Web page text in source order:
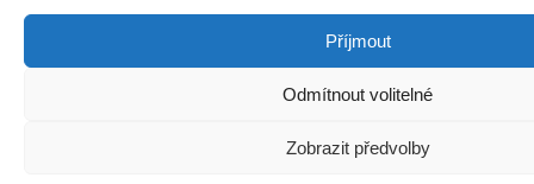
Příjmout
Odmítnout volitelné
Zobrazit předvolby